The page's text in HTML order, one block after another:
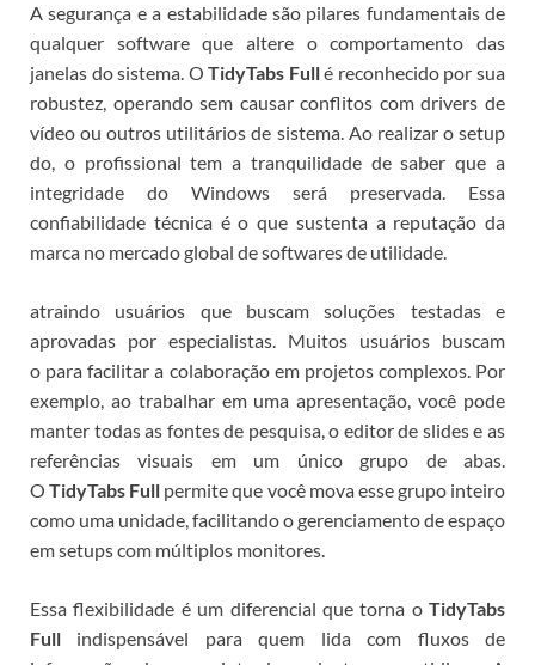
A segurança e a estabilidade são pilares fundamentais de
qualquer software que altere o comportamento das
janelas do sistema. OTidyTabs Fullé reconhecido por sua
robustez, operando sem causar conflitos com drivers de
vídeo ou outros utilitários de sistema. Ao realizar o setup
do, o profissional tem a tranquilidade de saber que a
integridade do Windows será preservada. Essa
confiabilidade técnica é o que sustenta a reputação da
marca no mercado global de softwares de utilidade.
atraindo usuários que buscam soluções testadas e
aprovadas por especialistas. Muitos usuários buscam
o para facilitar a colaboração em projetos complexos. Por
exemplo, ao trabalhar em uma apresentação, você pode
manter todas as fontes de pesquisa, o editor de slides e as
referências visuais em um único grupo de abas.
OTidyTabs Full permite que você mova esse grupo inteiro
como uma unidade, facilitando o gerenciamento de espaço
em setups com múltiplos monitores.
Essa flexibilidade é um diferencial que torna o TidyTabs
Full indispensável para quem lida com fluxos de